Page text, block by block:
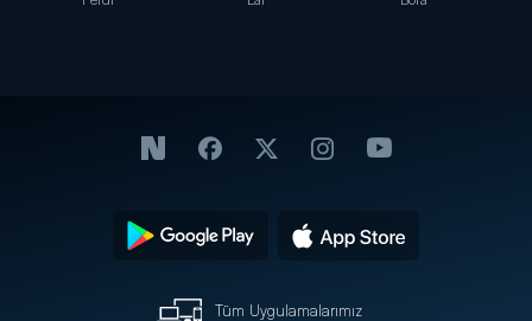
Tüm Uygulamalarımız